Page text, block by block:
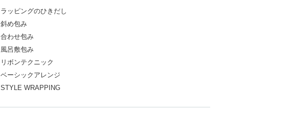
ラッピングのひきだし
斜め包み
合わせ包み
風呂敷包み
リボンテクニック
ベーシックアレンジ
STYLE WRAPPING